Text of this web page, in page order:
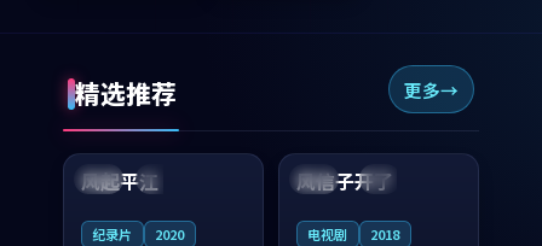
精选推荐 更多
美国 完结
99:07
风起平江
纪录片 2020
法国 4K
99:21
风信子开了
电视剧 2018